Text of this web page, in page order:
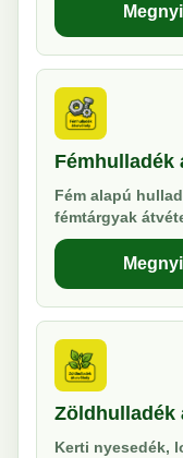
Fémhulladék
Fém alapú
fémtárgyak
Zöldhulladék
Kerti nyesedék,